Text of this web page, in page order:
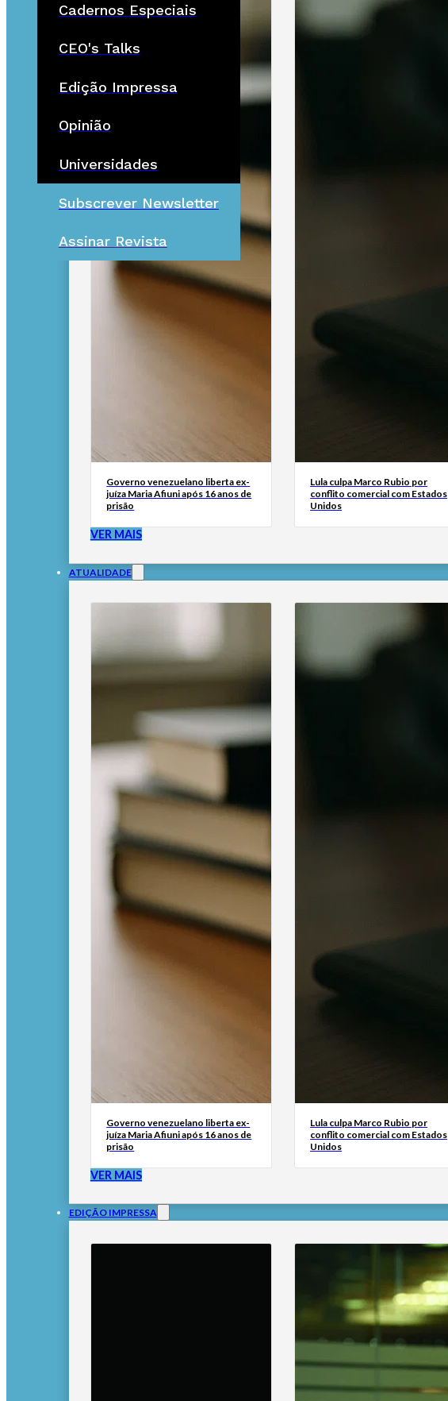
Cadernos Especiais
CEO's Talks
Edição Impressa
Opinião
Universidades
Subscrever Newsletter
Assinar Revista
Governo venezuelano liberta ex-
juíza Maria Afiuni após 16 anos de
prisão
Lula culpa Marco Rubio por
conflito comercial com Estados
Unidos
VER MAIS
ATUALIDADE
Governo venezuelano liberta ex-
juíza Maria Afiuni após 16 anos de
prisão
Lula culpa Marco Rubio por
conflito comercial com Estados
Unidos
VER MAIS
EDIÇÃO IMPRESSA